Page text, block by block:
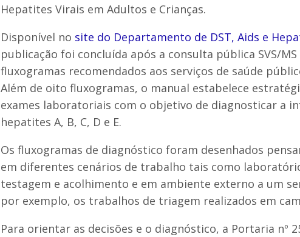
Hepatites Virais em Adultos e Crianças.
Disponível no site do Departamento de DST, Aids e
publicação foi concluída após a consulta pública SVS/MS
fluxogramas recomendados aos serviços de saúde
Além de oito fluxogramas, o manual estabelece
exames laboratoriais com o objetivo de diagnosticar a
hepatites A, B, C, D e E.
Os fluxogramas de diagnóstico foram desenhados
em diferentes cenários de trabalho tais como
testagem e acolhimento e em ambiente externo a um
por exemplo, os trabalhos de triagem realizados em
Para orientar as decisões e o diagnóstico, a Portaria nº